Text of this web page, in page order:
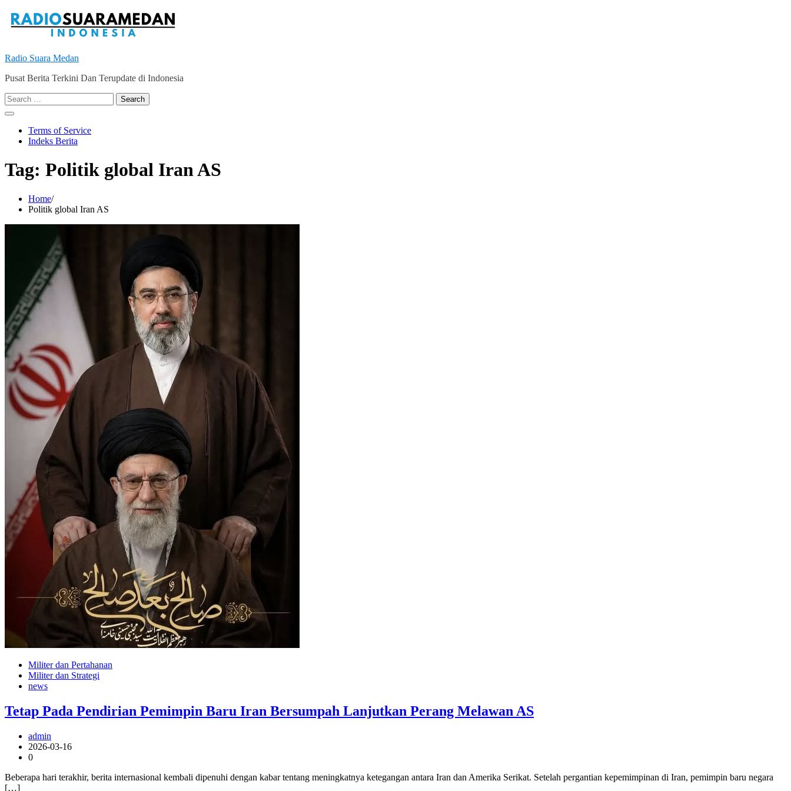
content
Radio Suara Medan
Pusat Berita Terkini Dan Terupdate di Indonesia
Search
for:
Terms of Service
Indeks Berita
Tag: Politik global Iran AS
Home
Politik global Iran AS
Militer dan Pertahanan
Militer dan Strategi
news
Tetap Pada Pendirian Pemimpin Baru Iran Bersumpah Lanjutkan Perang Melawan AS
admin
2026-03-16
0
Beberapa hari terakhir, berita internasional kembali dipenuhi dengan kabar tentang meningkatnya ketegangan antara Iran dan Amerika Serikat. Setelah pergantian kepemimpinan di Iran, pemimpin baru negara
[…]